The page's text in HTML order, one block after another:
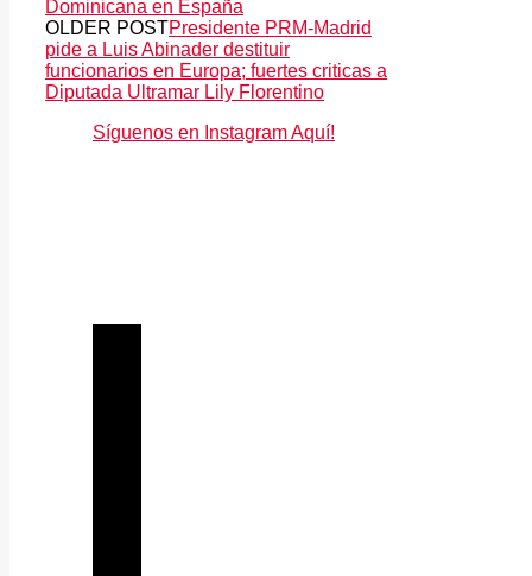
Dominicana en España
OLDER POSTPresidente PRM-Madrid
pide a Luis Abinader destituir
funcionarios en Europa; fuertes criticas a
Diputada Ultramar Lily Florentino
Síguenos en Instagram Aquí!